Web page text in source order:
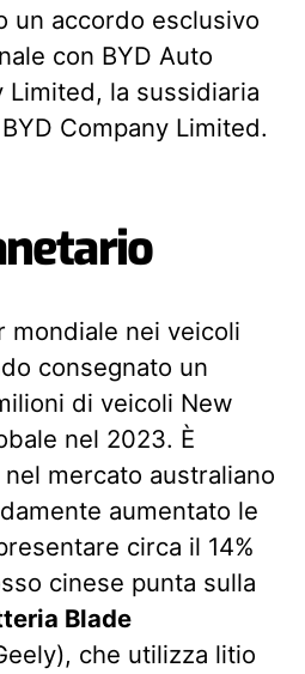
un accordo esclusivo
con BYD Auto
Limited, la sussidiaria
Company Limited.
mondiale nei veicoli
consegnato un
di veicoli New
nel 2023. È
mercato australiano
aumentato le
circa il 14%
cinese punta sulla
Blade
che utilizza litio